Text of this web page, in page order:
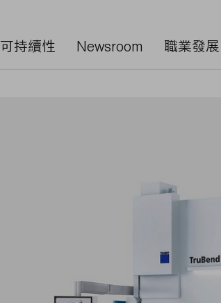
可持續性 Newsroom 職業發展